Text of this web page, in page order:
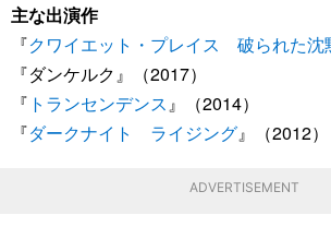
主な出演作
『クワイエット・プレイス 破られた沈
『ダンケルク』（2017）
『 トランセンデンス』（2014）
『ダークナイト ライジング』（2012）
ADVERTISEMENT